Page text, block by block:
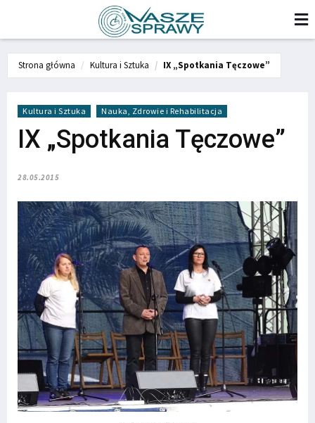
Strona główna Kultura i Sztuka IX „Spotkania Tęczowe”
Kultura i Sztuka Nauka, Zdrowie i Rehabilitacja
IX „Spotkania Tęczowe”
28.05.2015